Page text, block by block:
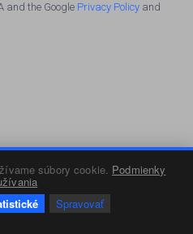
súbory cookie. Podmienky
Spravovať
and the Google Privacy Policy and